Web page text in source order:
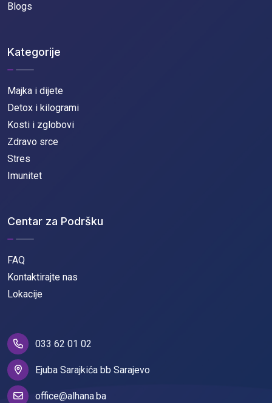
Blogs
Kategorije
Majka i dijete
Detox i kilogrami
Kosti i zglobovi
Zdravo srce
Stres
Imunitet
Centar za Podršku
FAQ
Kontaktirajte nas
Lokacije
033 62 01 02
Ejuba Sarajkića bb Sarajevo
office@alhana.ba